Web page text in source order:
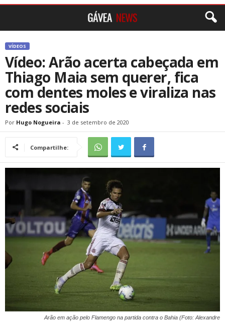
VÍDEOS
Vídeo: Arão acerta cabeçada em
Thiago Maia sem querer, fica
com dentes moles e viraliza nas
redes sociais
Por Hugo Nogueira - 3 de setembro de 2020
Compartilhe:
Arão em ação pelo Flamengo na partida contra o Bahia (Foto: Alexandre